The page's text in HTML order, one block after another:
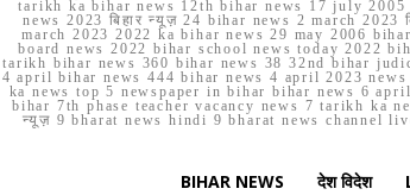
tarikh ka bihar news 12th bihar news 17 july
news 2023 बिहार न्यूज़ 24 bihar news 2 march
march 2023 2022 ka bihar news 29 may 2006
board news 2022 bihar school news today 2022
tarikh bihar news 360 bihar news 38 32nd bihar
4 april bihar news 444 bihar news 4 april 2023
ka news top 5 newspaper in bihar bihar news 6
bihar 7th phase teacher vacancy news 7 tarikh ka
न्यूज़ 9 bharat news hindi 9 bharat news channel
BIHAR NEWS देश विदेश